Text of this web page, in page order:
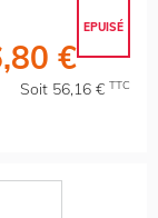
EPUISÉ
€
Soit 56,16 € TTC